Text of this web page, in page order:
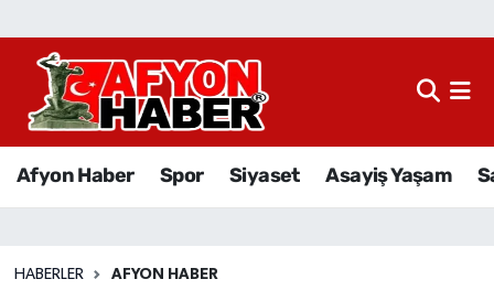
Afyon Haber Spor Siyaset Asayiş Yaşam
HABERLER AFYON HABER
Afyon Haber